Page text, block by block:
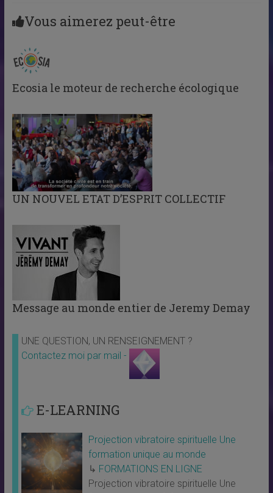
Vous aimerez peut-être
Ecosia le moteur de recherche écologique
UN NOUVEL ETAT D’ESPRIT COLLECTIF
Message au monde entier de Jeremy Demay
UNE QUESTION, UN RENSEIGNEMENT ?
Contactez moi par mail -
E-LEARNING
Projection vibratoire spirituelle Une
formation unique au monde
↳ FORMATIONS EN LIGNE
Projection vibratoire spirituelle Une